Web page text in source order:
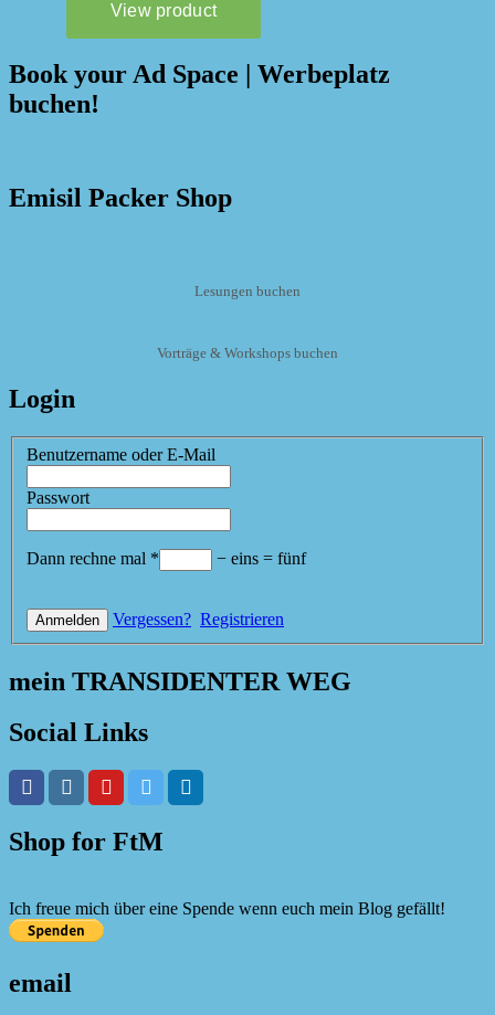
Book your Ad Space | Werbeplatz
buchen!
Emisil Packer Shop
Lesungen buchen
Vorträge & Workshops buchen
Login
Benutzername oder E-Mail
Passwort
Dann rechne mal * − eins = fünf
Vergessen? Registrieren
mein TRANSIDENTER WEG
Social Links
Shop for FtM
Ich freue mich über eine Spende wenn euch mein Blog gefällt!
email